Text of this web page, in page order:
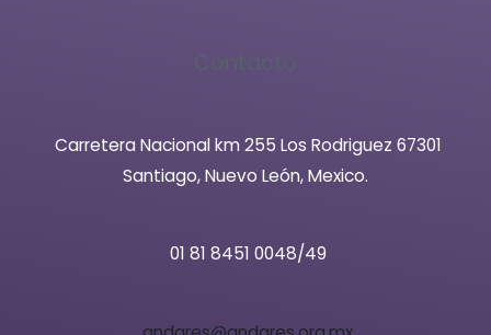
Carretera Nacional km 255 Los Rodriguez 67301
Santiago, Nuevo León, Mexico.
01 81 8451 0048/49